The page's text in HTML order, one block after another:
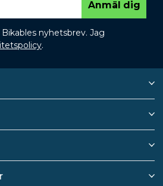
Anmäl dig
nyhetsbrev. Jag
.